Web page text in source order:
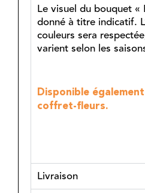
Le visuel du bouquet «
donné à titre indicatif.
couleurs sera
varient selon les
Disponible
coffret-fleurs.
Livraison